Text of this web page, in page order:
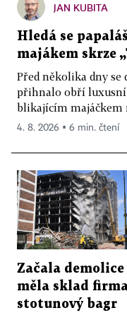
JAN KUBITA
Hledá se
majákem skrze
Před několika dny se
přihnalo obří luxusní
blikajícím majáčkem
4. 8. 2026 ▪ 6 min. čtení
Začala
měla sklad
stotunový bagr